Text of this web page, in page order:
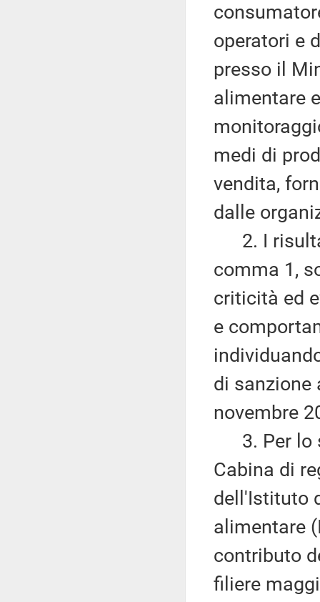
operatori e
presso il
alimentare
medi di
vendita,
dalle
2. I
comma 1,
criticità ed
e
di sanzione
novembre
3. Per lo
Cabina di
dell'Istituto
alimentare
contributo
filiere